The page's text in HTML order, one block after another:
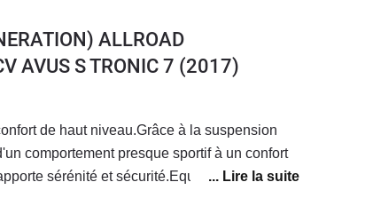
ALLROAD
AVUS S TRONIC 7 (2017)
de haut niveau.Grâce à la suspension
comportement presque sportif à un confort
sérénité et sécurité.Equipement complet